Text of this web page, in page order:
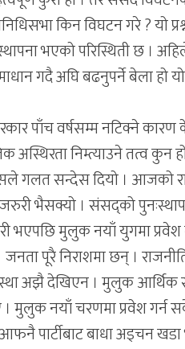
किन विघटन गरे ?
भएको परिस्थिती छ ।
गदै अघि बढनुपर्ने बेला हो
पाँच वर्षसम्म नटिक्ने
अस्थिरता निम्त्याउने तत्व कुन
गलत सन्देस दियो । आजको
भैसक्यो । संसद्को
भएपछि मुलुक नयाँ युगमा प्रवेश
पूरै निराशमा छन् ।
अझै देखिएन । मुलुक आर्थिक
नयाँ चरणमा प्रवेश गर्न
पार्टीबाट बाधा अड्चन खडा